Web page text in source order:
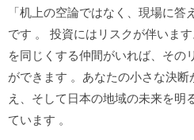
「机上の空論ではなく、現場に
です 。 投資にはリスクが伴いま
を同じくする仲間がいれば、その
ができます 。あなたの小さな決
え、そして日本の地域の未来を明
ています 。